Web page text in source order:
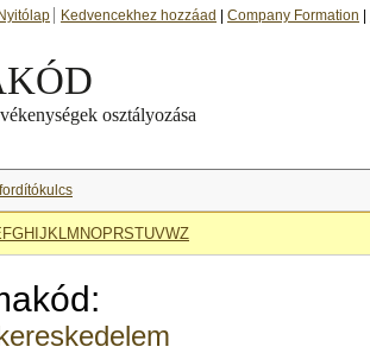
Nyitólap Kedvencekhez hozzáad Company Formation
FGH J KLM NOP RSTUVWZ